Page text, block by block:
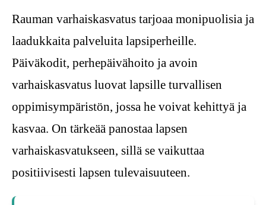
Rauman varhaiskasvatus tarjoaa monipuolisia ja
laadukkaita palveluita lapsiperheille.
Päiväkodit, perhepäivähoito ja avoin
varhaiskasvatus luovat lapsille turvallisen
oppimisympäristön, jossa he voivat kehittyä ja
kasvaa. On tärkeää panostaa lapsen
varhaiskasvatukseen, sillä se vaikuttaa
positiivisesti lapsen tulevaisuuteen.